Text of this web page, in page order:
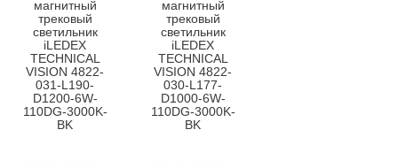
магнитный
трековый
светильник
iLEDEX
TECHNICAL
VISION 4822-
031-L190-
D1200-6W-
110DG-3000K-
BK
магнитный
трековый
светильник
iLEDEX
TECHNICAL
VISION 4822-
030-L177-
D1000-6W-
110DG-3000K-
BK